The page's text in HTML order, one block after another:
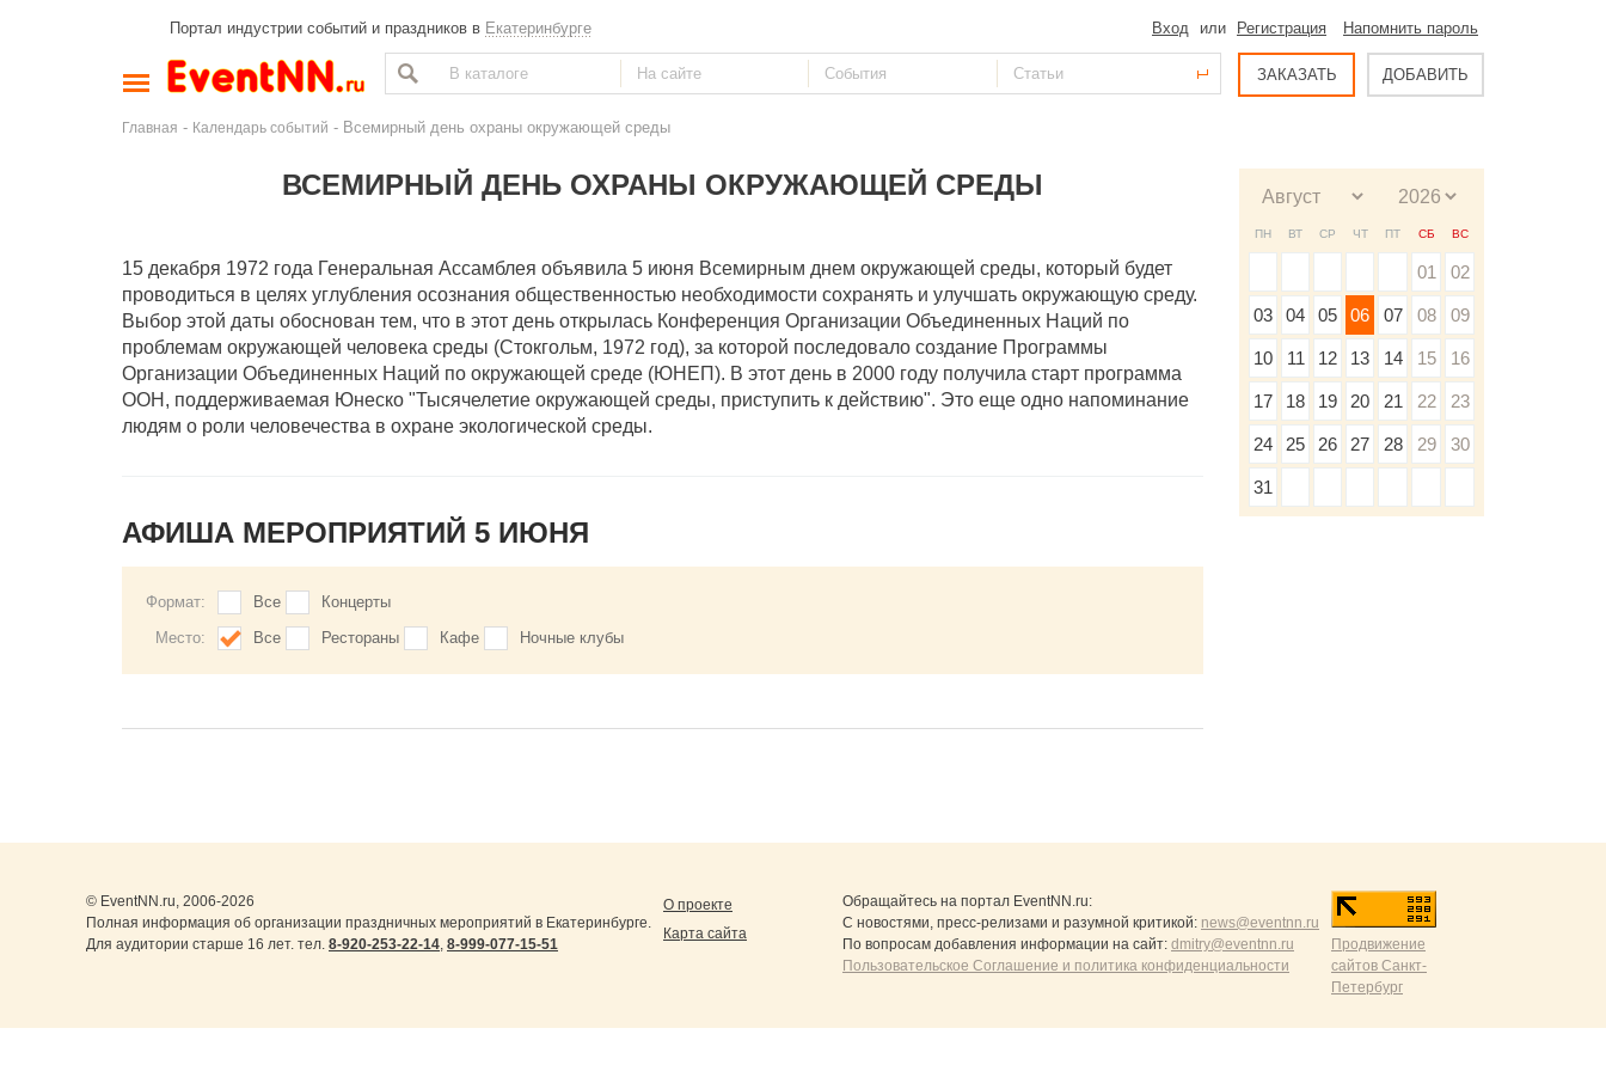
Портал индустрии событий и праздников в Екатеринбурге Вход или Регистрация Напомнить пароль
ЗАКАЗАТЬ ДОБАВИТЬ
Главная - Календарь событий - Всемирный день охраны окружающей среды
ВСЕМИРНЫЙ ДЕНЬ ОХРАНЫ ОКРУЖАЮЩЕЙ СРЕДЫ
15 декабря 1972 года Генеральная Ассамблея объявила 5 июня Всемирным днем окружающей среды, который будет
проводиться в целях углубления осознания общественностью необходимости сохранять и улучшать окружающую среду.
Выбор этой даты обоснован тем, что в этот день открылась Конференция Организации Объединенных Наций по
проблемам окружающей человека среды (Стокгольм, 1972 год), за которой последовало создание Программы
Организации Объединенных Наций по окружающей среде (ЮНЕП). В этот день в 2000 году получила старт программа
ООН, поддерживаемая Юнеско "Тысячелетие окружающей среды, приступить к действию". Это еще одно напоминание
людям о роли человечества в охране экологической среды.
АФИША МЕРОПРИЯТИЙ 5 ИЮНЯ
Формат: Все
Концерты
Место:
Все Рестораны Кафе Ночные клубы
ПН ВТ СР ЧТ ПТ СБ ВС
01 02
03 04 05 06 07 08 09
10 11 12 13 14 15 16
17 18 19 20 21 22 23
24 25 26 27 28 29 30
31
© EventNN.ru, 2006-2026
Полная информация об организации праздничных мероприятий в Екатеринбурге.
Для аудитории старше 16 лет. тел. 8-920-253-22-14, 8-999-077-15-51
О проекте
Карта сайта
Обращайтесь на портал EventNN.ru:
С новостями, пресс-релизами и разумной критикой: news@eventnn.ru
По вопросам добавления информации на сайт: dmitry@eventnn.ru
Пользовательское Соглашение и политика конфиденциальности
Продвижение
сайтов Санкт-
Петербург